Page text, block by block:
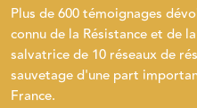
Plus de 600 témoignages
connu de la Résistance et de
salvatrice de 10 réseaux de
sauvetage d'une part
France.